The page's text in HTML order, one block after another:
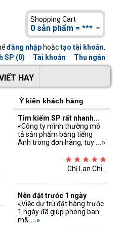
Shopping Cart
0 sản phẩm = ***
đăng nhập hoặctạo tài khoản
SP (0) Tài khoản Thu ngân
HAY
Ý kiến khách hàng
Tìm kiếm SP rất nhanh...
«Công ty mình thường mô
tả sản phẩm bằng tiếng
Anh trong đơn hàng, tuy ...»
Chị Lan Chi...
Nên đặt trước 1 ngày
«Việc dự trù đặt hàng trước
1 ngày đã giúp phòng ban
m& ...»